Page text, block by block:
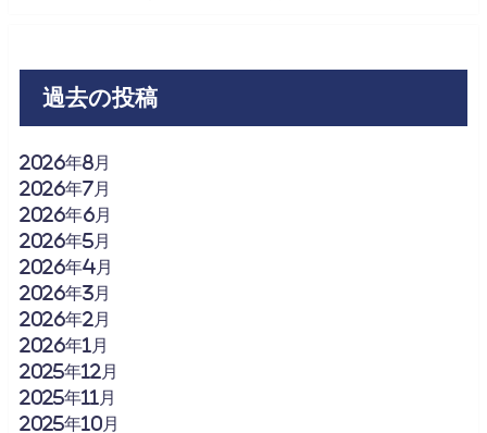
過去の投稿
2026年8月
2026年7月
2026年6月
2026年5月
2026年4月
2026年3月
2026年2月
2026年1月
2025年12月
2025年11月
2025年10月